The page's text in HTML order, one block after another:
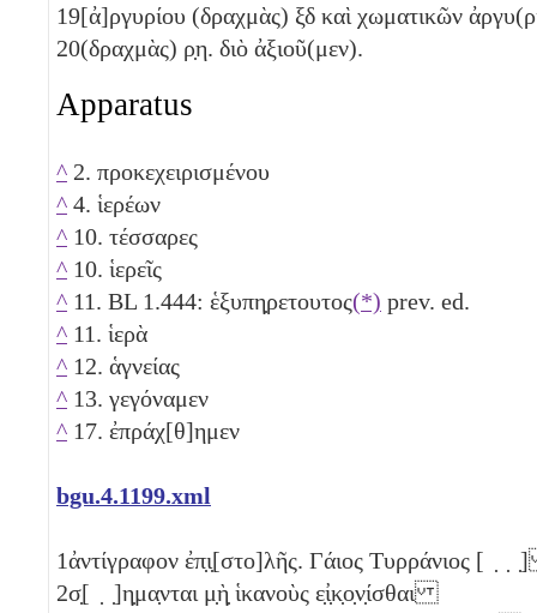
19[ἀ]ργυρίου (δραχμὰς) ξδ καὶ χωματικῶν
20(δραχμὰς) ρ̣η. διὸ ἀξιοῦ(μεν).
Apparatus
^ 2. προκεχειρισμένου
^ 4. ἱερέων
^ 10. τέσσαρες
^ 10. ἱερεῖς
^ 11. BL 1.444: ἑξυπη̣ρετουτος(*) prev. ed.
^ 11. ἱερὰ
^ 12. ἁγνείας
^ 13. γεγόναμεν
^ 17. ἐπράχ[θ]ημεν
bgu.4.1199.xml
1ἀντίγραφον ἐπ̣ι̣[στο]λῆς. Γάιος Τυρράνιος [
2σ̣[ ̣ ̣]η̣μα̣νται μ̣ὴ̣ ἱκανοὺς ε̣ἰ̣κ̣ο̣ν̣ίσθαι